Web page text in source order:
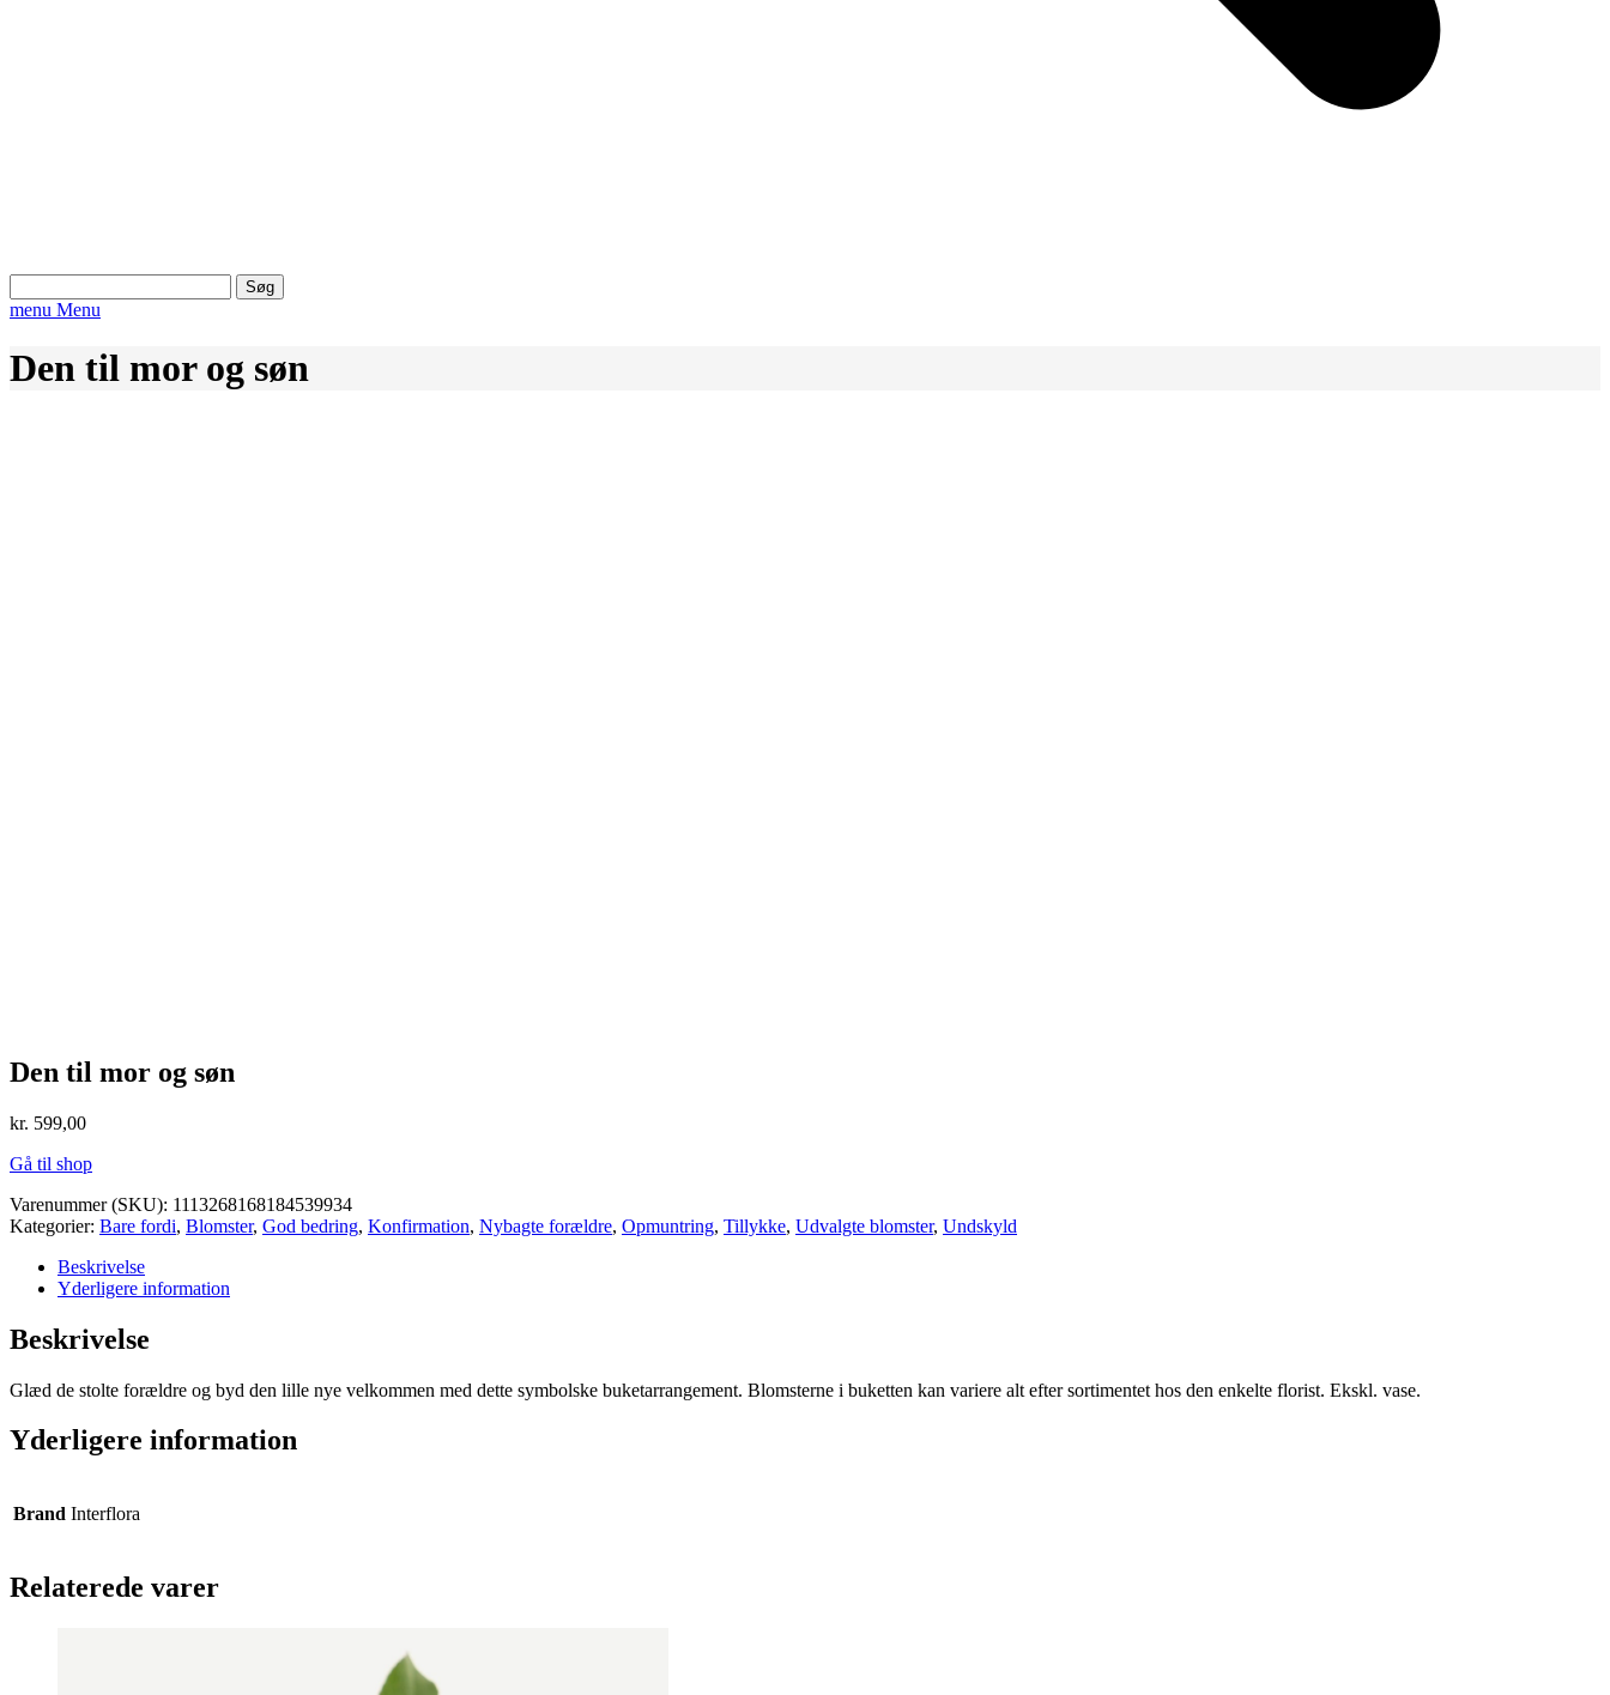
efter:
menu Menu
Den til mor og søn
Den til mor og søn
kr. 599,00
Gå til shop
Varenummer (SKU): 1113268168184539934
Kategorier: Bare fordi, Blomster, God bedring, Konfirmation, Nybagte forældre, Opmuntring, Tillykke, Udvalgte blomster, Undskyld
Beskrivelse
Yderligere information
Beskrivelse
Glæd de stolte forældre og byd den lille nye velkommen med dette symbolske buketarrangement. Blomsterne i buketten kan variere alt efter sortimentet hos den enkelte florist. Ekskl. vase.
Yderligere information
Brand Interflora
Relaterede varer